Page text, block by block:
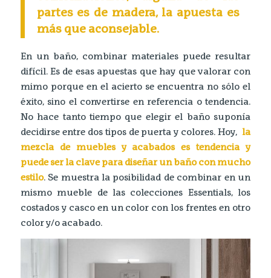
partes es de madera, la apuesta es
más que aconsejable.
En un baño, combinar materiales puede resultar
difícil. Es de esas apuestas que hay que valorar con
mimo porque en el acierto se encuentra no sólo el
éxito, sino el convertirse en referencia o tendencia.
No hace tanto tiempo que elegir el baño suponía
decidirse entre dos tipos de puerta y colores. Hoy, la
mezcla de muebles y acabados es tendencia y
puede ser la clave para diseñar un baño con mucho
estilo. Se muestra la posibilidad de combinar en un
mismo mueble de las colecciones Essentials, los
costados y casco en un color con los frentes en otro
color y/o acabado.